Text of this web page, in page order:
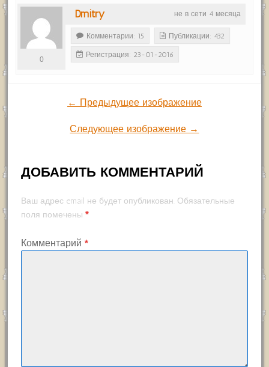
не в сети 4 месяца
Dmitry
0
Комментарии: 15 Публикации: 432
Регистрация: 23-01-2016
← Предыдущее изображение
Следующее изображение →
ДОБАВИТЬ КОММЕНТАРИЙ
Ваш адрес email не будет опубликован. Обязательные
поля помечены *
Комментарий *